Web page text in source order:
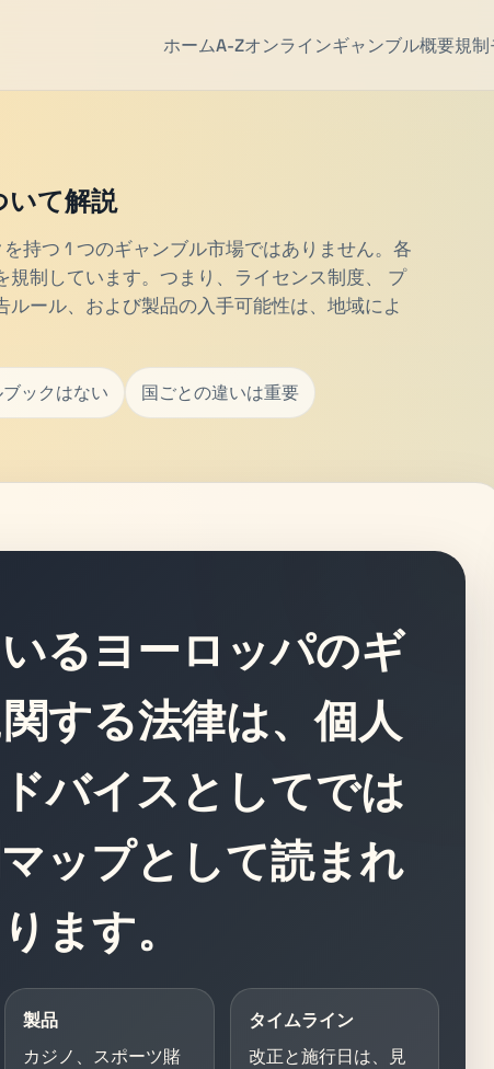
ホームA-Zオンラインギャンブル概要規
いて解説
持つ 1 つのギャンブル市場ではありません。各
規制しています。つまり、ライセンス制度、 プ
ール、および製品の入手可能性は、地域によ
ックはない 国ごとの違いは重要
るヨーロッパのギ
する法律は、個人
バイスとしてでは
ップとして読まれ
ます。
製品
カジノ、スポーツ賭
タイムライン
改正と施行日は、見